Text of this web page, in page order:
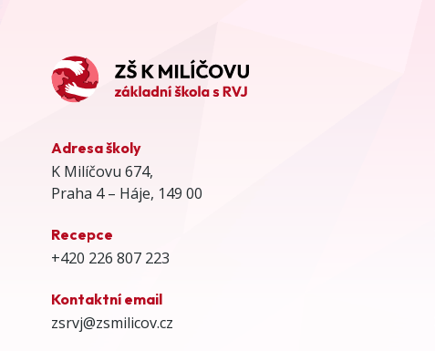
Adresa školy
K Milíčovu 674,
Praha 4 – Háje, 149 00
Recepce
+420 226 807 223
Kontaktní email
zsrvj@zsmilicov.cz